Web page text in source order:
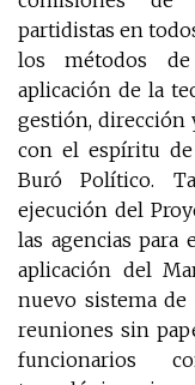
partidistas en
los métodos
aplicación de la
gestión, dirección
con el espíritu de
Buró Político.
ejecución del
las agencias para
aplicación del
nuevo sistema de
reuniones sin
funcionarios